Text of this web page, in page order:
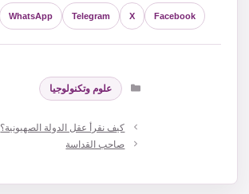
Facebook
X
Telegram
WhatsApp
التصنيفات
علوم وتكنولوجيا
كيف نقرأ عقل الدولة الصهيونية؟
صاحب القداسة